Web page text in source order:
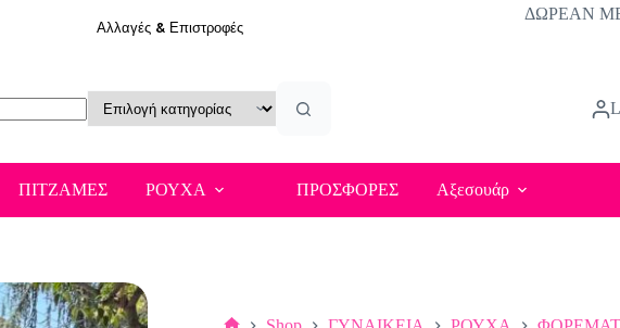
Αλλαγές & Επιστροφές
ΔΩΡΕΑΝ
ΠΙΤΖΑΜΕΣ ΡΟΥΧΑ ΠΡΟΣΦΟΡΕΣ Αξεσουάρ